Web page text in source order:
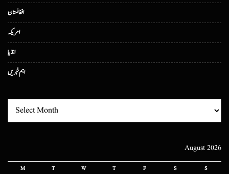
افغانستان
امریکہ
انڈیا
اہم خبریں
August 2026
M T W T F S S